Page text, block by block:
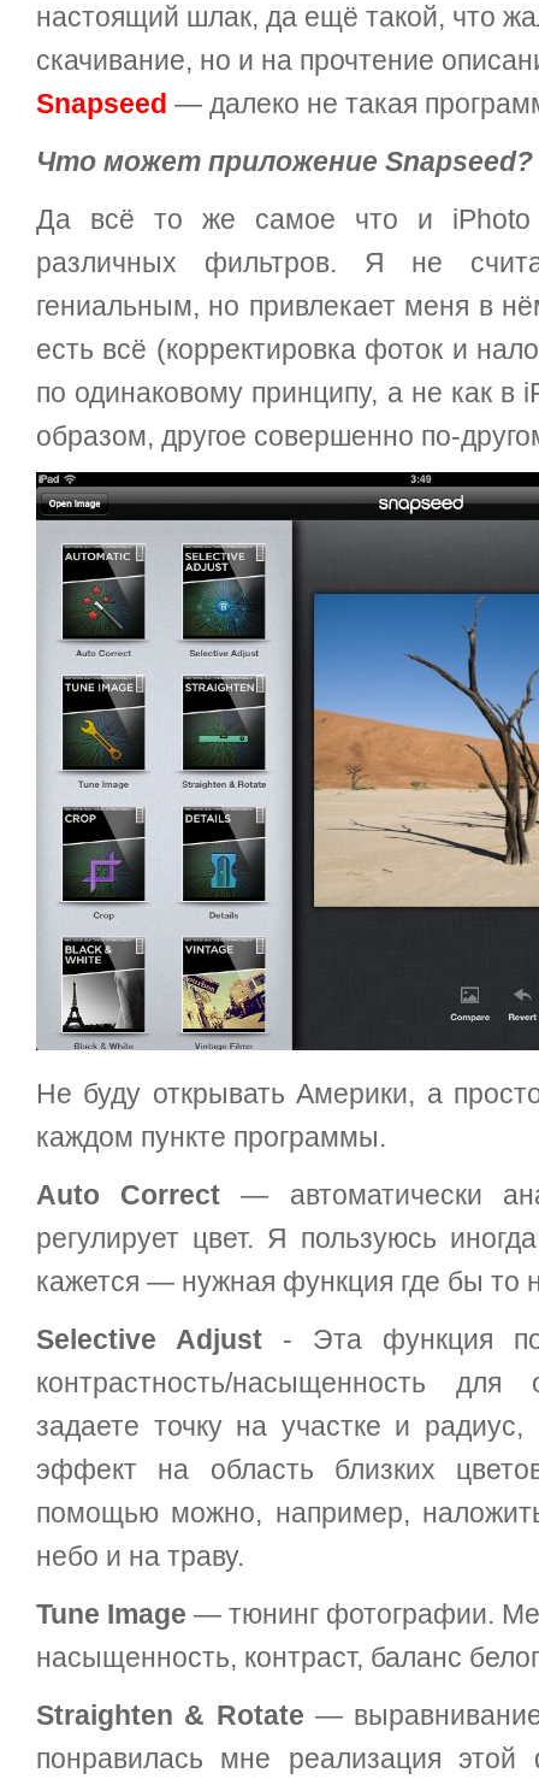
настоящий шлак, да ещё такой, что
скачивание, но и на прочтение
Snapseed — далеко не такая
Что может приложение Snapseed?
Да всё то же самое что и
различных фильтров. Я не
гениальным, но привлекает меня в
есть всё (корректировка фоток и
по одинаковому принципу, а не как в
образом, другое совершенно по-
Не буду открывать Америки, а
каждом пункте программы.
Auto Correct — автоматически
регулирует цвет. Я пользуюсь
кажется — нужная функция где бы то
Selective Adjust - Эта функция
контрастность/насыщенность
задаете точку на участке и
эффект на область близких
помощью можно, например,
небо и на траву.
Tune Image — тюнинг фотографии.
насыщенность, контраст, баланс
Straighten & Rotate —
понравилась мне реализация